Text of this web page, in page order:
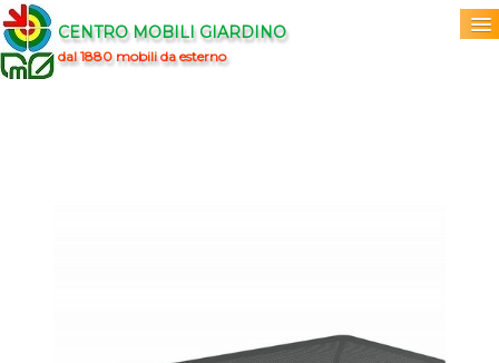
CENTRO MOBILI GIARDINO
dal 1880 mobili da esterno